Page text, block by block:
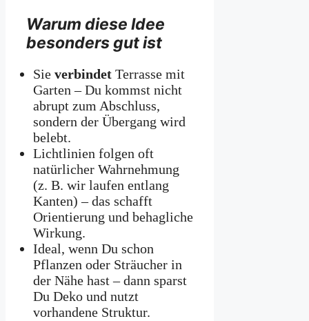
Warum diese Idee
besonders gut ist
Sie verbindet Terrasse mit
Garten – Du kommst nicht
abrupt zum Abschluss,
sondern der Übergang wird
belebt.
Lichtlinien folgen oft
natürlicher Wahrnehmung
(z. B. wir laufen entlang
Kanten) – das schafft
Orientierung und behagliche
Wirkung.
Ideal, wenn Du schon
Pflanzen oder Sträucher in
der Nähe hast – dann sparst
Du Deko und nutzt
vorhandene Struktur.